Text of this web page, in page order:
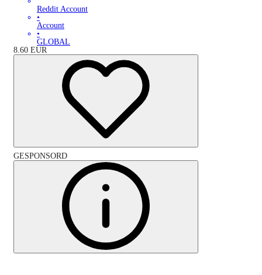
Reddit Account
•
Account
•
GLOBAL
8.60 EUR
GESPONSORD